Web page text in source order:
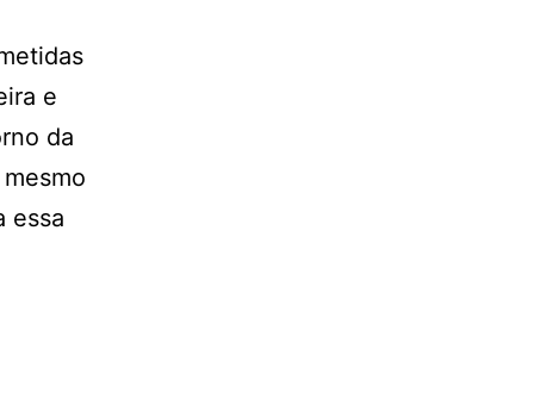
e
da
essa